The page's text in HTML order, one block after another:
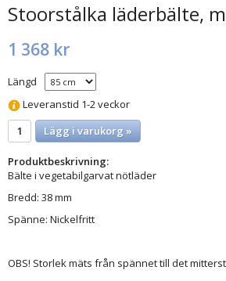
Stoorstålka läderbälte,
1 368 kr
Längd
Leveranstid 1-2 veckor
Lägg i varukorg »
Produktbeskrivning:
Bälte i vegetabilgarvat nötläder
Bredd: 38 mm
Spänne: Nickelfritt
OBS! Storlek mäts från spännet till det